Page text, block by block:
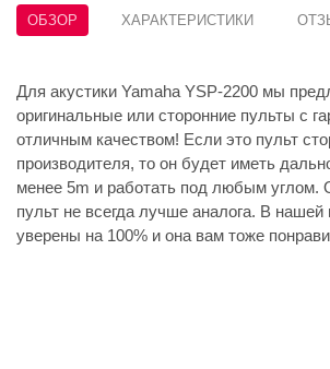
ОБЗОР ХАРАКТЕРИСТИКИ
Для акустики Yamaha YSP-2200 мы
оригинальные или сторонние пульты с
отличным качеством! Если это пульт
производителя, то он будет иметь
менее 5m и работать под любым углом.
пульт не всегда лучше аналога. В
уверены на 100% и она вам тоже